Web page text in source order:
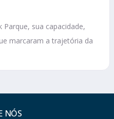
sua capacidade,
marcaram a trajetória da
NÓS